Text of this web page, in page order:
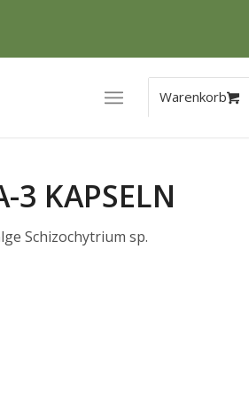
3 KAPSELN
Schizochytrium sp.